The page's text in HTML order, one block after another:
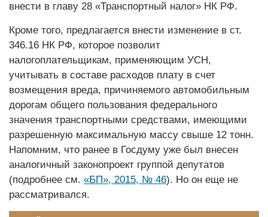
внести в главу 28 «Транспортный налог» НК РФ.
Кроме того, предлагается внести изменение в ст.
346.16 НК РФ, которое позволит
налогоплательщикам, применяющим УСН,
учитывать в составе расходов плату в счет
возмещения вреда, причиняемого автомобильным
дорогам общего пользования федерального
значения транспортными средствами, имеющими
разрешенную максимальную массу свыше 12 тонн.
Напомним, что ранее в Госдуму уже был внесен
аналогичный законопроект группой депутатов
(подробнее см. «БП», 2015, № 46). Но он еще не
рассматривался.